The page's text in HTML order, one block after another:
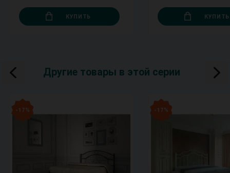
КУПИТЬ КУПИТЬ
Другие товары в этой серии
- 17 % - 17 %